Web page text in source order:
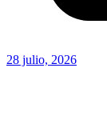
28 julio, 2026